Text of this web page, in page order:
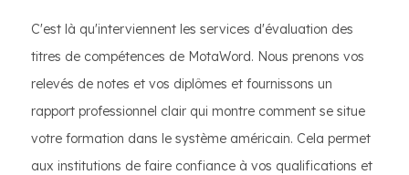
C'est là qu'interviennent les services d'évaluation des
titres de compétences de MotaWord. Nous prenons vos
relevés de notes et vos diplômes et fournissons un
rapport professionnel clair qui montre comment se situe
votre formation dans le système américain. Cela permet
aux institutions de faire confiance à vos qualifications et